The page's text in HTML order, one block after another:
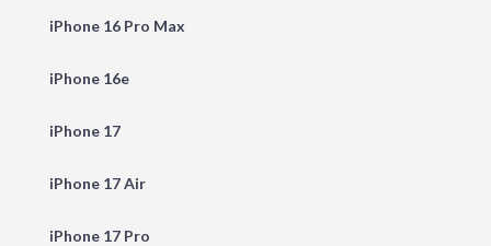
iPhone 16 Pro Max
iPhone 16e
iPhone 17
iPhone 17 Air
iPhone 17 Pro